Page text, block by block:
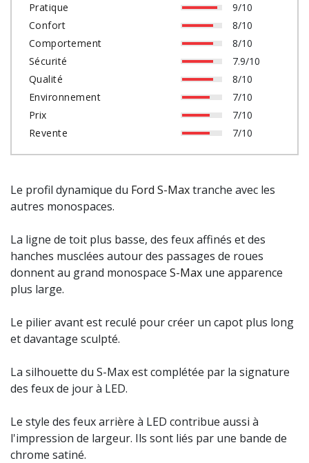
Pratique
9/10
Confort
8/10
Comportement
8/10
Sécurité
7.9/10
Qualité
8/10
Environnement
7/10
Prix
7/10
Revente
7/10
Le profil dynamique du Ford S-Maxtranche avec les
autres monospaces.
La ligne de toit plus basse, des feux affinés et des
hanches musclées autour des passages de roues
donnent au grand monospace S-Max une apparence
plus large.
Le pilier avant est reculé pour créer un capot plus long
et davantage sculpté.
La silhouette du S-Max est complétée par la signature
des feux de jour à LED.
Le style des feux arrière à LED contribue aussi à
l'impression de largeur. Ils sont liés par une bande de
chrome satiné.